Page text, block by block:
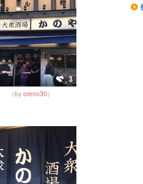
3
（by oreno30）